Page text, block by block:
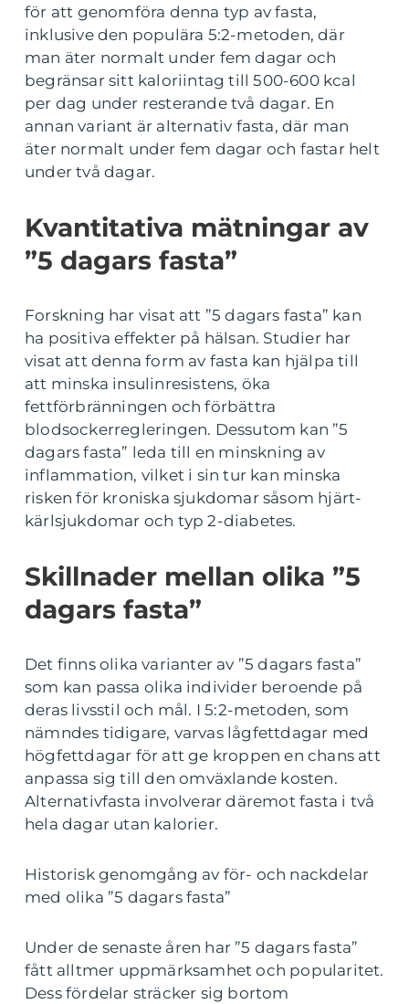
för att genomföra denna typ av fasta,
inklusive den populära 5:2-metoden, där
man äter normalt under fem dagar och
begränsar sitt kaloriintag till 500-600 kcal
per dag under resterande två dagar. En
annan variant är alternativ fasta, där man
äter normalt under fem dagar och fastar helt
under två dagar.
Kvantitativa mätningar av
”5 dagars fasta”
Forskning har visat att ”5 dagars fasta” kan
ha positiva effekter på hälsan. Studier har
visat att denna form av fasta kan hjälpa till
att minska insulinresistens, öka
fettförbränningen och förbättra
blodsockerregleringen. Dessutom kan ”5
dagars fasta” leda till en minskning av
inflammation, vilket i sin tur kan minska
risken för kroniska sjukdomar såsom hjärt-
kärlsjukdomar och typ 2-diabetes.
Skillnader mellan olika ”5
dagars fasta”
Det finns olika varianter av ”5 dagars fasta”
som kan passa olika individer beroende på
deras livsstil och mål. I 5:2-metoden, som
nämndes tidigare, varvas lågfettdagar med
högfettdagar för att ge kroppen en chans att
anpassa sig till den omväxlande kosten.
Alternativfasta involverar däremot fasta i två
hela dagar utan kalorier.
Historisk genomgång av för- och nackdelar
med olika ”5 dagars fasta”
Under de senaste åren har ”5 dagars fasta”
fått alltmer uppmärksamhet och popularitet.
Dess fördelar sträcker sig bortom